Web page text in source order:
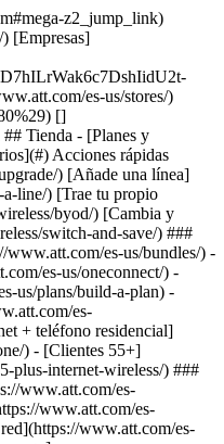
www.att.com/es-us/offers/discount-program/union-discount/) - [Estudiantes](https://www.att.com/es-us/verification/signaturehub/#student) ### Ahorros para socios - [Descuento con tarjeta de crédito](https://www.att.com/es-us/?1036077272%3BamdU7ms02uyDVD7hIidU2t-FgOyvGkzT7uyJVm497PywgLdW2iYTVis9IZcUaO3.z1) - [Beneficios y más](https://andmorebenefits.att.com/root-discovery) [__Maestros: ahorra hasta $150 por línea y hasta un 20% en planes__ \ Obtén detalles](https://www.att.com/es-us/offers/discount-program/teacher/) - La diferencia de AT&T ## La diferencia de AT&T - [Nuestra ventaja competitiva](#) ### ¿Por qué elegirnos? - [Garantía AT&T](https://www.att.com/es-us/why-att/guarantee/) - [Por qué AT&T](https://www.att.com/es-us/why-att/) - [AT&T vs. T-Mobile y Verizon](https://www.att.com/es-us/wireless/switch-and-save/#compare-us) - [AT&T Fiber vs. Spectrum y Xfinity](https://www.att.com/es-us/internet/fiber/#compare-us) - [Prueba AT&T gratis](https://www.att.com/es-us/wireless/free-trial/) - [Cambia y ahorra](https://www.att.com/es-us/wireless/switch-and-save/) ### Cobertura excepcional - [Mapa de cobertura 5G](https://www.att.com/es-us/maps/wireless-coverage.html) - [Mapa de cobertura de fibra óptica](https://www.att.com/es-us/internet/fiber/coverage-map/) [__La mejor garantía de Estados Unidos__ \ Obtén detalles](https://www.att.com/es-us/why-att/guarantee/) - Ayuda ## Ayuda - [Factura y cuenta](#) - [Móvil](#) - [Internet](#) Acciones rápidas [Ve toda la ayuda](https://www.att.com/es-us/support/) [Ver mi cuenta](https://www.att.com/es-us/acctmgmt/overview) [Centro de pagos](https://www.att.com/es-us/acctmgmt/mypaymentcenter) [Centro de facturación](https://www.att.com/es-us/acctmgmt/billing/mybillingcenter) ### Factura y pagos - [Comprende tu factura](https://www.att.com/es-us/support/my-account/understand-your-bill/) - [Averigua por qué tu factura cambió](https://www.att.com/es-us/support/article/my-account/KM1051879/) - [Configura y administra AutoPay](https://www.att.com/es-us/acctmgmt/mypaymentcenter?intent=MANAGEAUTOPAY) - [Ve las cuotas de los dispositivos](https://www.att.com/es-us/acctmgmt/payment/installmentplandetails) - [Pagar sin iniciar sesión](https://www.att.com/es-us/acctmgmt/fastpmt/fastpay) ### Cuenta - [Cambiar o restablecer contraseña](https://www.att.com/es-us/support/article/my-account/KM1008941/) - [Añade o elimina cuentas](https://www.att.com/es-us/support/article/my-account/KM1008925/) - [Traslada el servicio de internet](https://www.att.com/es-us/help/moving/) - [Ve tus pedidos y reclamaciones](https://www.att.com/es-us/orders/history) - [Más ayuda con la cuenta](https://www.att.com/es-us/support/my-account/) [__La mejor garantía de Estados Unidos__ \ Obtén detalles](https://www.att.com/es-us/why-att/guarantee/) Acciones rápidas [Administrar mi servicio móvil](https://www.att.com/es-us/acctmgmt/mywireless) [Rastrear mi pedido](https://www.att.com/es-us/orders/history) [Añade AT&T International Day Pass](https://www.att.com/es-us/acctmgmt/signin?intent=DEEPLINK&soc=IRRLHDF&level=CAT&source=ILC242589969&wtExtndSource=Megamenu) ### Mi dispositivo - [Verificar mi uso](https://www.att.com/es-us/acctmgmt/usage/mysummary) - [Administra complementos](https://www.att.com/es-us/acctmgmt/wireless/manage-addon) - [Cambiar mi plan](https://www.att.com/es-us/acctmgmt/mywireless/manageplan/) - [Añade una línea](https://www.att.com/es-us/buy/postpaid/?wlsfi=AL) - [Consultar los requisitos de cambio](https://www.att.com/es-us/buy/postpaid/?wlsfi=up) - [Activa un dispositivo móvil](https://www.att.com/es-us/